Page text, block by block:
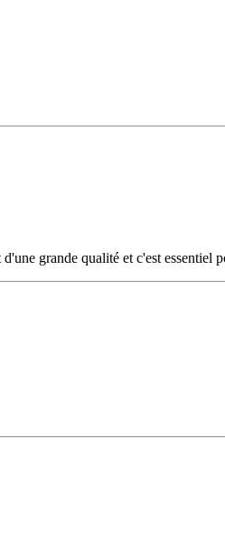
grande qualité et c'est essentiel